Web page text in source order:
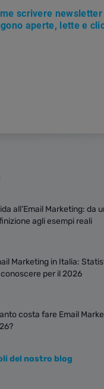
scrivere newsletter
aperte, lette e
all’Email Marketing: da
agli esempi reali
Marketing in Italia:
per il 2026
costa fare Email
del nostro blog